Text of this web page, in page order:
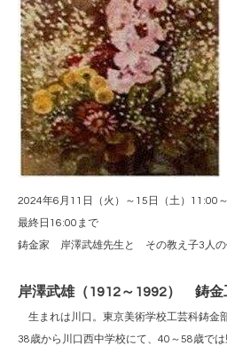
2024年6月11日（火）～15日（土）11:00
最終日16:00まで
鋳金家 岸澤武雄先生と その教え子3人の
岸澤武雄（1912～1992） 鋳金
生まれは川口。東京美術学校工芸科鋳金
38歳から川口西中学校にて、40～58歳では